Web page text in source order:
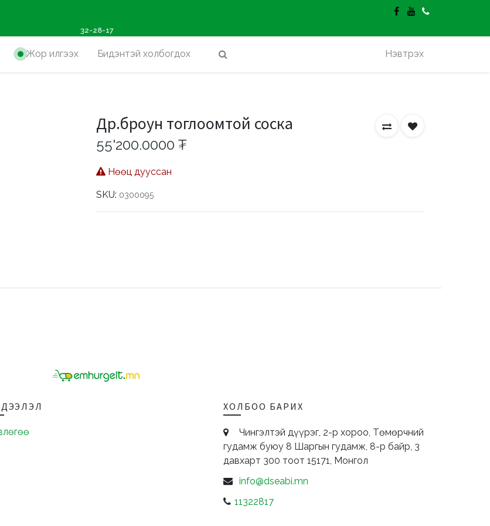
авалтад хүргэлт үнэгүй.
32-28-17
Жор илгээх Бидэнтэй холбогдох Нэвтрэх
Др.броун тоглоомтой соска
55'200.0000 ₮
Нөөц дууссан
SKU: 0300095
ХОЛБОО БАРИХ
Чингэлтэй дүүрэг, 2-р хороо, Төмөрчний
гудамж буюу 8 Шаргын гудамж, 8-р байр, 3
давхарт 300 тоот 15171, Монгол
info@dseabi.mn
11322817